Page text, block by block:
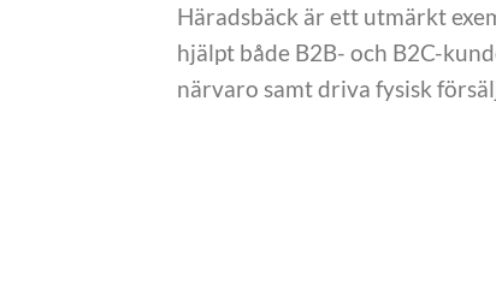
Häradsbäck är ett utmärkt
hjälpt både B2B- och B2C-
närvaro samt driva fysisk